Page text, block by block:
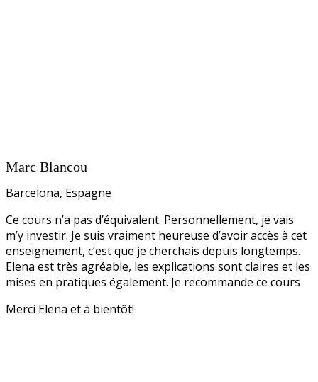
Marc Blancou
Barcelona, Espagne
Ce cours n’a pas d’équivalent. Personnellement, je vais
m’y investir. Je suis vraiment heureuse d’avoir accès à cet
enseignement, c’est que je cherchais depuis longtemps.
Elena est très agréable, les explications sont claires et les
mises en pratiques également. Je recommande ce cours
Merci Elena et à bientôt!